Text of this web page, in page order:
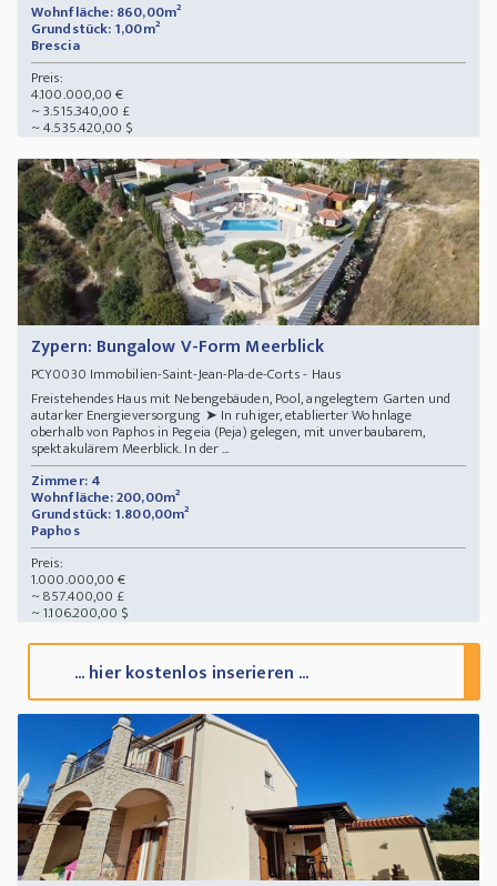
Wohnfläche: 860,00m²
Grundstück: 1,00m²
Brescia
Preis:
4.100.000,00 €
~ 3.515.340,00 £
~ 4.535.420,00 $
Zypern: Bungalow V-Form Meerblick
PCY0030 Immobilien-Saint-Jean-Pla-de-Corts - Haus
Freistehendes Haus mit Nebengebäuden, Pool, angelegtem Garten und
autarker Energieversorgung ➤ In ruhiger, etablierter Wohnlage
oberhalb von Paphos in Pegeia (Peja) gelegen, mit unverbaubarem,
spektakulärem Meerblick. In der ...
Zimmer: 4
Wohnfläche: 200,00m²
Grundstück: 1.800,00m²
Paphos
Preis:
1.000.000,00 €
~ 857.400,00 £
~ 1.106.200,00 $
... hier kostenlos inserieren ...